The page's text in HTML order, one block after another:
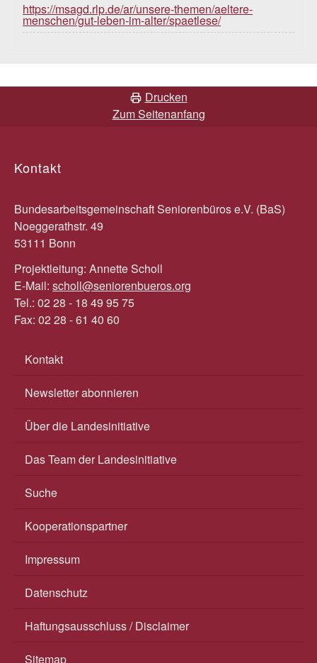
https://msagd.rlp.de/ar/unsere-themen/aeltere-
menschen/gut-leben-im-alter/spaetlese/
Drucken
Zum Seitenanfang
Kontakt
Bundesarbeitsgemeinschaft Seniorenbüros e.V. (BaS)
Noeggerathstr. 49
53111 Bonn
Projektleitung: Annette Scholl
E-Mail: scholl@seniorenbueros.org
Tel.: 02 28 - 18 49 95 75
Fax: 02 28 - 61 40 60
Kontakt
Newsletter abonnieren
Über die Landesinitiative
Das Team der Landesinitiative
Suche
Kooperationspartner
Impressum
Datenschutz
Haftungsausschluss / Disclaimer
Sitemap